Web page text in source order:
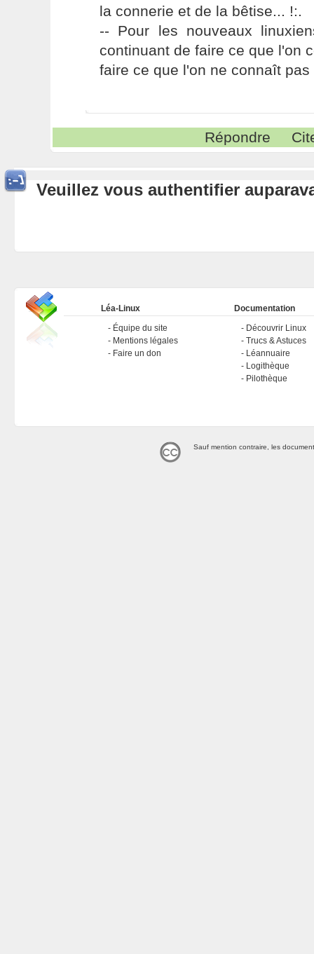
la connerie et de la bêtise... !:.
-- Pour les nouveaux
continuant de faire ce que l'on
faire ce que l'on ne connaît pas
Répondre
Veuillez vous authentifier
Léa-Linux
Équipe du site
Mentions légales
Faire un don
Documentation
Découvrir Linux
Trucs & Astuces
Léannuaire
Logithèque
Pilothèque
Sauf mention contraire, les